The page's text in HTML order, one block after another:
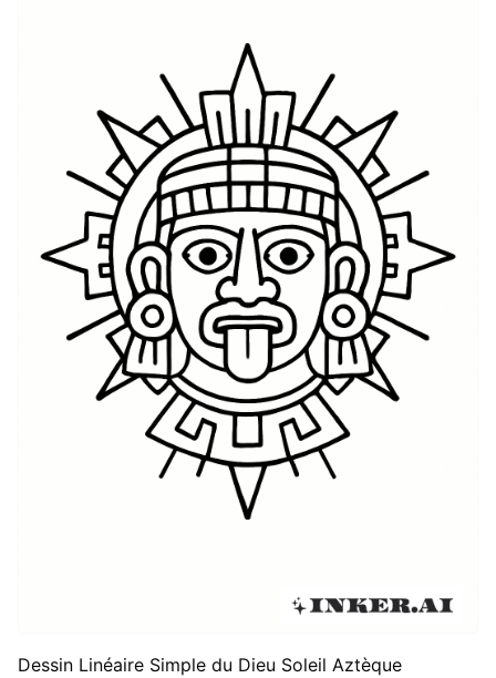
Dessin Linéaire Simple du Dieu Soleil Aztèque